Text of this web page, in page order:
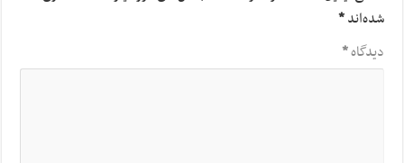
شده‌اند*
دیدگاه*